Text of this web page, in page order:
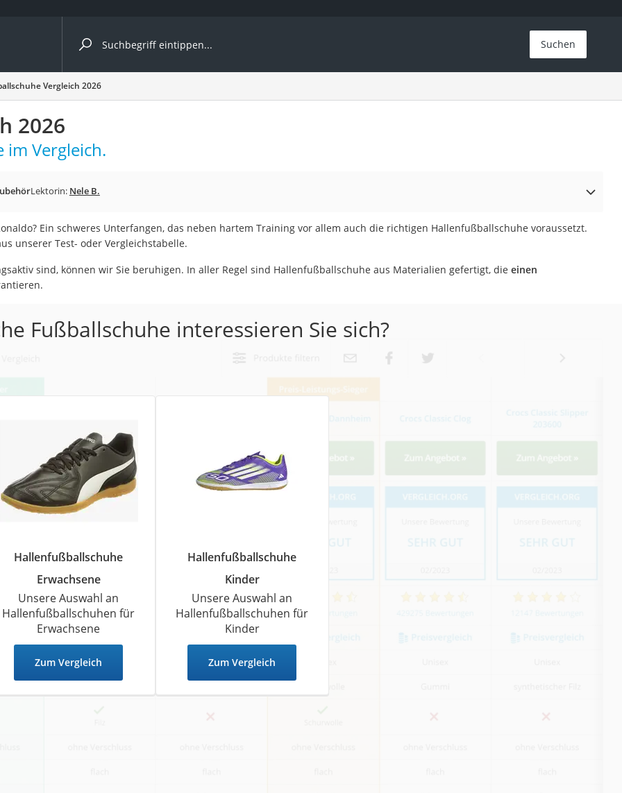
nach Kategorie
Suchen
Vergleich 2026
2026
im Vergleich.
Lektorin: Nele B.
Ein schweres Unterfangen, das neben hartem Training vor allem auch die richtigen Hallenfußballschuhe voraussetzt.
unserer Test- oder Vergleichstabelle.
sind, können wir Sie beruhigen. In aller Regel sind Hallenfußballschuhe aus Materialien gefertigt, die einen
Fußballschuhe interessieren Sie sich?
Hallenfußballschuhe
Erwachsene
Unsere Auswahl an
Hallenfußballschuhen für
Erwachsene
Zum Vergleich
Hallenfußballschuhe
Kinder
Unsere Auswahl an
Hallenfußballschuhen für
Kinder
Zum Vergleich